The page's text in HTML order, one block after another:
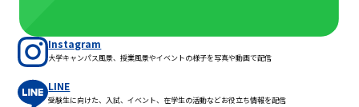
Instagram
大学キャンパス風景、授業風景やイベントの様子を写真や動画で配信
LINE
受験生に向けた、入試、イベント、在学生の活動などお役立ち情報を配信